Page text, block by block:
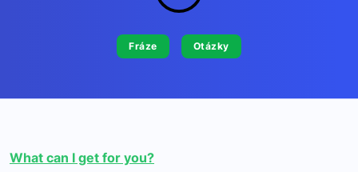
Fráze Otázky
What can I get for you?